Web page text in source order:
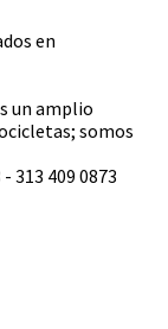
en
un amplio
somos
313 409 0873